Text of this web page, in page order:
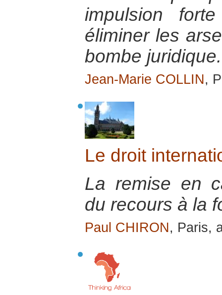
impulsion
éliminer les
bombe juridique.
Jean-Marie COLLIN,
Le droit
La remise en
du recours à la
Paul CHIRON, Paris,